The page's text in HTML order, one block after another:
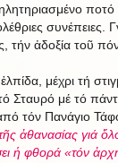
τήν ἀδοξία τοῦ
μέχρι τή
Σταυρό μέ τό
τόν Πανάγιο
ἀθανασίας γιά
ἡ φθορά «τόν